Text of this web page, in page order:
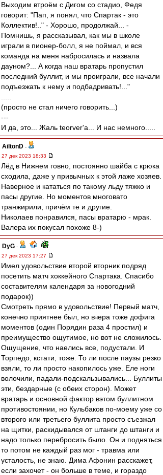
Выходим втроём с Дигом со стадио, Федя
говорит: "Пап, я понял, что Спартак - это
Коллектив!.." - Хорошо, продолжай... -
Помнишь, я рассказывал, как мы в школе
играли в пионер-болл, я не поймал, и вся
команда на меня набросилась и назвала
дауном?... А когда наш вратарь пропустил
последний буллит, и мы проиграли, все начали
подъезжать к нему и подбадривать!..."
(просто не стал ничего говорить...)
---
И да, это... Жаль teorver'а... И нас немного.....
AiltonD -
27 дек 2023 18:33
Лёд в Нижнем говно, постоянно шайба с крюка
сходила, даже у привычных к этой лаже хозяев.
Наверное и кататься по такому льду тяжко и
пасы другие. Но моментов многовато
транжирили, причём те и другие.
Николаев понравился, пасы вратарю - мрак.
Валера их покусал похоже 8-)
DyG -
27 дек 2023 17:27
Имел удовольствие второй вторник подряд
посетить матч хоккейного Спартака. Спасибо
составителям календаря за новогодний
подарок))
Смотреть прямо в удовольствие! Первый матч,
конечно приятнее был, но вчера тоже дофига
моментов (один Порядин раза 4 простил) и
преимущество ощутимое, но вот не сложилось.
Ощущение, что наелись все, подустали. И
Торпедо, кстати, тоже. То ли после паузы резко
взяли, то ли просто накопилось уже. Еле ноги
волочили, падали-подскальзывались... Буллиты
эти, бездарные (с обеих сторон). Может
вратарь и основной фактор вэтом буллитном
противостоянии, но Кульбаков по-моему уже со
второго или третьего буллита просто съезжал
на щитки, раскидывался от штанги до штанги и
надо только перебросить было. Он и подняться
то потом не каждый раз мог - травма или
усталость, не знаю. Дима Афонин расскажет,
если захочет - он больше в теме, и гораздо